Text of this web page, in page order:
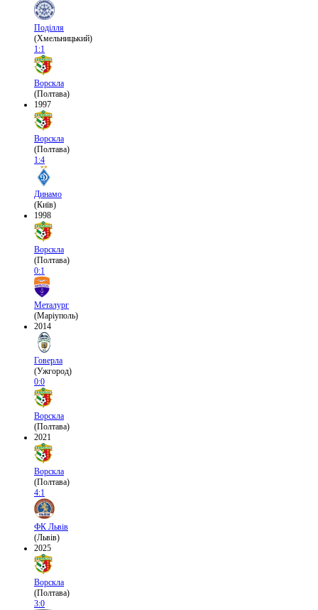
Поділля
(Хмельницький)
1:1
Ворскла
(Полтава)
1997
Ворскла
(Полтава)
1:4
Динамо
(Київ)
1998
Ворскла
(Полтава)
0:1
Металург
(Маріуполь)
2014
Говерла
(Ужгород)
0:0
Ворскла
(Полтава)
2021
Ворскла
(Полтава)
4:1
ФК Львів
(Львів)
2025
Ворскла
(Полтава)
3:0